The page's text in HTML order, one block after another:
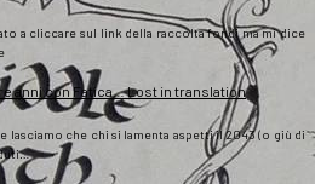
a cliccare sul link della raccolta fondi ma mi dice
anni con Fatica… Lost in translation
lasciamo che chi si lamenta aspetti il 2043 (o giù di